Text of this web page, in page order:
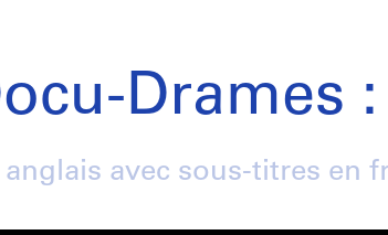
Drames
avec sous-titres en